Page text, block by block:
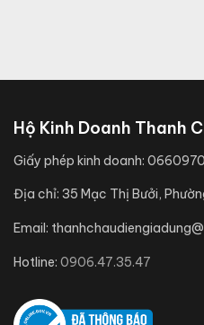
Hộ Kinh Doanh Thanh
Giấy phép kinh doanh:
Địa chỉ: 35 Mạc Thị Bưởi,
Email:
Hotline: 0906.47.35.47